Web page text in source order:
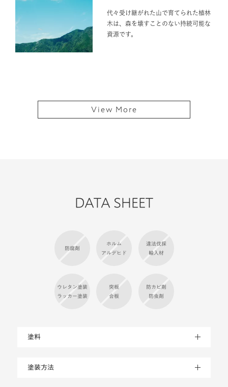
代々受け継がれた山で育てられた植林
木は、森を壊すことのない持続可能な
資源です。
View More
DATA SHEET
防腐剤
ホルム
アルデヒド
違法伐採
輸入材
ウレタン塗装
ラッカー塗装
突板
合板
防カビ剤
防虫剤
塗料
塗装方法